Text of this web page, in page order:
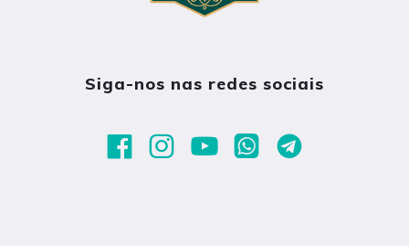
Siga-nos nas redes sociais